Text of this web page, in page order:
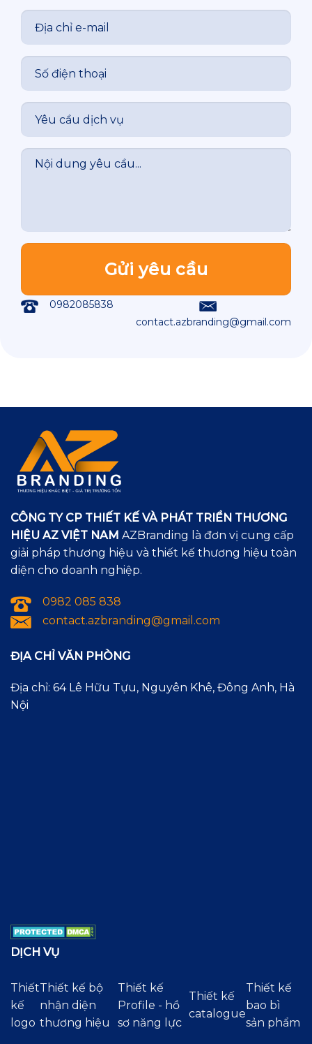
0982085838
contact.azbranding@gmail.com
CÔNG TY CP THIẾT KẾ VÀ PHÁT TRIỂN THƯƠNG
HIỆU AZ VIỆT NAM AZBranding là đơn vị cung cấp
giải pháp thương hiệu và thiết kế thương hiệu toàn
diện cho doanh nghiệp.
0982 085 838
contact.azbranding@gmail.com
ĐỊA CHỈ VĂN PHÒNG
Địa chỉ: 64 Lê Hữu Tựu, Nguyên Khê, Đông Anh, Hà
Nội
DỊCH VỤ
Thiết
kế
logo
Thiết kế bộ
nhận diện
thương hiệu
Thiết kế
Profile - hồ
sơ năng lực
Thiết kế
catalogue
Thiết kế
bao bì
sản phẩm